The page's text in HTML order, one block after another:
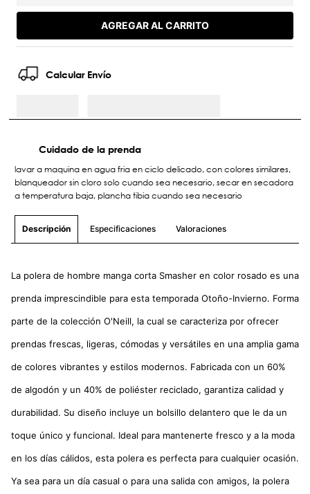
AGREGAR AL CARRITO
Calcular Envío
Cuidado de la prenda
lavar a maquina en agua fria en ciclo delicado, con colores similares,
blanqueador sin cloro solo cuando sea necesario, secar en secadora
a temperatura baja, plancha tibia cuando sea necesario
Descripción Especificaciones Valoraciones
La polera de hombre manga corta Smasher en color rosado es una
prenda imprescindible para esta temporada Otoño-Invierno. Forma
parte de la colección O'Neill, la cual se caracteriza por ofrecer
prendas frescas, ligeras, cómodas y versátiles en una amplia gama
de colores vibrantes y estilos modernos. Fabricada con un 60%
de algodón y un 40% de poliéster reciclado, garantiza calidad y
durabilidad. Su diseño incluye un bolsillo delantero que le da un
toque único y funcional. Ideal para mantenerte fresco y a la moda
en los días cálidos, esta polera es perfecta para cualquier ocasión.
Ya sea para un día casual o para una salida con amigos, la polera